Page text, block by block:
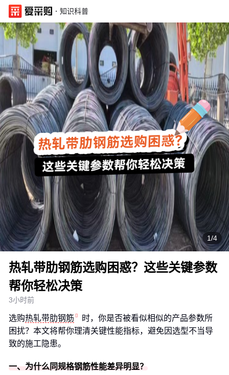
· 知识科普
1/4
热轧带肋钢筋选购困惑？这些关键参数
帮你轻松决策
3小时前
选购热轧带肋钢筋
时，你是否被看似相似的产品参数所
困扰？本文将帮你理清关键性能指标，避免因选型不当导
致的施工隐患。
一、为什么同规格钢筋性能差异明显？